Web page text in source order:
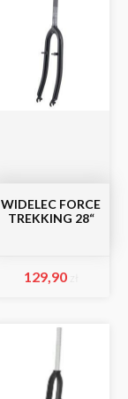
WIDELEC FORCE
TREKKING 28“
129,90